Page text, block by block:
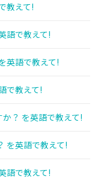
教えて!
語で教えて!
英語で教えて!
で教えて!
？ を英語で教えて!
を英語で教えて!
語で教えて!